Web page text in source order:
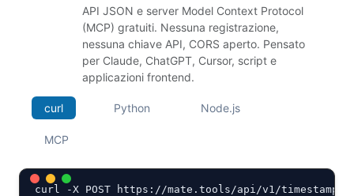
API JSON e server Model Context Protocol
(MCP) gratuiti. Nessuna registrazione,
nessuna chiave API, CORS aperto. Pensato
per Claude, ChatGPT, Cursor, script e
applicazioni frontend.
curl Python Node.js
MCP
curl -X POST https://mate.tools/api/v1/